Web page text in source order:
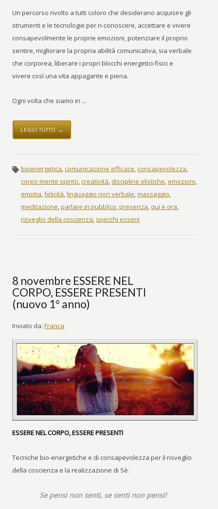
Un percorso rivolto a tutti coloro che desiderano acquisire gli
strumenti e le tecnologie per ri-conoscere, accettare e vivere
consapevolmente le proprie emozioni, potenziare il proprio
sentire, migliorare la propria abilità comunicativa, sia verbale
che corporea, liberare i propri blocchi energetici-fisici e
vivere così una vita appagante e piena.
Ogni volta che siamo in ...
LEGGI TUTTO →
bioenergetica,comunicazione efficace,consapevolezza,
corpo mente spirito,creatività,discipline olistiche,emozioni,
emptia,felicità,linguaggio non verbale,massaggio,
meditazione,parlare in pubblico,presenza,qui e ora,
risveglio della coscienza, specchi esseni
8 novembre ESSERE NEL
CORPO, ESSERE PRESENTI
(nuovo 1° anno)
Inviato da: Franca
ESSERE NEL CORPO, ESSERE PRESENTI
Tecniche bio-energetiche e di consapevolezza per il risveglio
della coscienza e la realizzazione di Sè.
Se pensi non senti, se senti non pensi!